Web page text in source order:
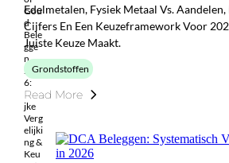
Edelmetalen, Fysiek Metaal Vs.
Cijfers En Een Keuzeframework Voor
Juiste Keuze Maakt.
Grondstoffen
Read More